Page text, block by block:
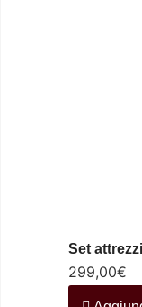
Set
299,00€